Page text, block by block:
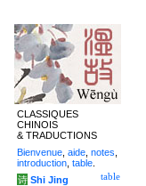
CLASSIQUES
CHINOIS
& TRADUCTIONS
Bienvenue aide notes
introduction table
table
诗 Shi Jing